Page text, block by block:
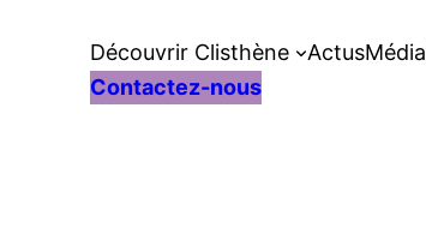
Découvrir Clisthène ActusMédia
Contactez-nous